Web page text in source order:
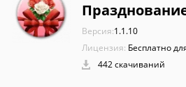
Версия:1.1.10
Лицензия: Бесплатно
442 скачиваний